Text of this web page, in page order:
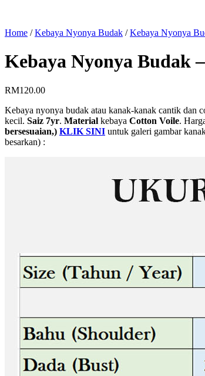
Home /Kebaya Nyonya Budak /Kebaya Nyonya
Kebaya Nyonya Budak
RM120.00
Kebaya nyonya budak atau kanak-kanak cantik dan
kecil. Saiz 7yr. Material kebaya Cotton Voile.
bersesuaian,) KLIK SINI untuk galeri gambar
besarkan) :